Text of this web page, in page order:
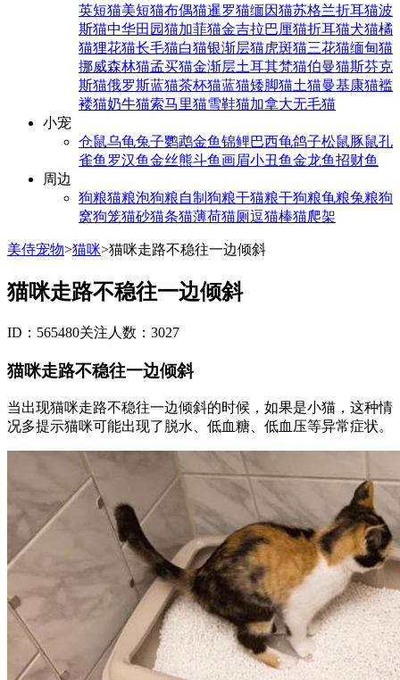
英短猫美短猫布偶猫暹罗猫缅因猫苏格兰折耳猫波
斯猫中华田园猫加菲猫金吉拉巴厘猫折耳猫犬猫橘
猫狸花猫长毛猫白猫银渐层猫虎斑猫三花猫缅甸猫
挪威森林猫孟买猫金渐层土耳其梵猫伯曼猫斯芬克
斯猫俄罗斯蓝猫茶杯猫蓝猫矮脚猫土猫曼基康猫褴
褛猫奶牛猫索马里猫雪鞋猫加拿大无毛猫
小宠
仓鼠乌龟兔子鹦鹉金鱼锦鲤巴西龟鸽子松鼠豚鼠孔
雀鱼 罗汉鱼金丝熊斗鱼画眉小丑鱼金龙鱼招财鱼
周边
狗粮猫粮泡狗粮自制狗粮干猫粮干狗粮龟粮兔粮狗
窝狗笼猫砂猫条猫薄荷猫厕逗猫棒猫爬架
美侍宠物>猫咪>猫咪走路不稳往一边倾斜
猫咪走路不稳往一边倾斜
ID：565480关注人数：3027
猫咪走路不稳往一边倾斜
当出现猫咪走路不稳往一边倾斜的时候，如果是小猫，这种情
况多提示猫咪可能出现了脱水、低血糖、低血压等异常症状。